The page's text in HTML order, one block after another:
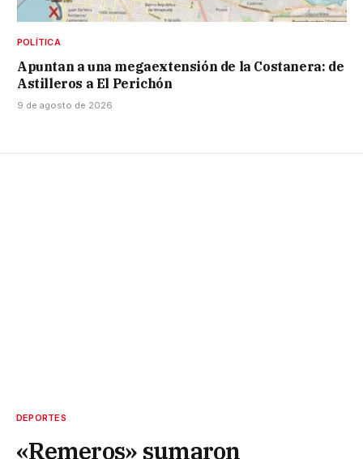
POLÍTICA
Apuntan a una megaextensión de la Costanera: de
Astilleros a El Perichón
9 de agosto de 2026
DEPORTES
«Remeros» sumaron